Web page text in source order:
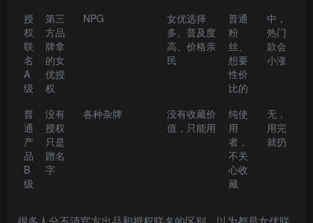
授
权
联
名
A
级
第三
方品
牌拿
的女
优授
权
NPG
女优选择
多、普及度
高、价格亲
民
普通
粉
丝、
想要
性价
比的
中，
热门
款会
小涨
普
通
产
品
B
级
没有
授权
只是
蹭名
字
各种杂牌
没有收藏价
值，只能用
纯使
用
者，
不关
心收
藏
无，
用完
就扔